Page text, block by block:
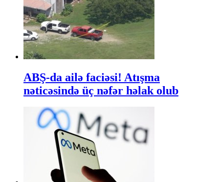
ABŞ-da ailə faciəsi! Atışma
nəticəsində üç nəfər həlak olub